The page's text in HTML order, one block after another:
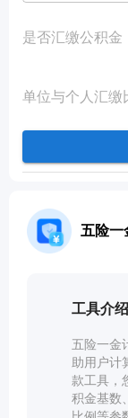
文档转换工
视频工具
是否汇缴公积金
单位与个人汇缴
五险一
工具介绍
五险一金
助用户计
款工具，
积金基数